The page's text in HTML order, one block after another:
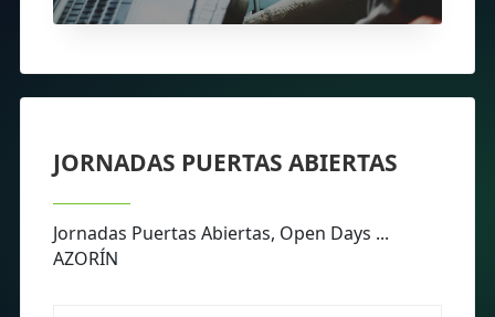
JORNADAS PUERTAS ABIERTAS
Jornadas Puertas Abiertas, Open Days ...
AZORÍN